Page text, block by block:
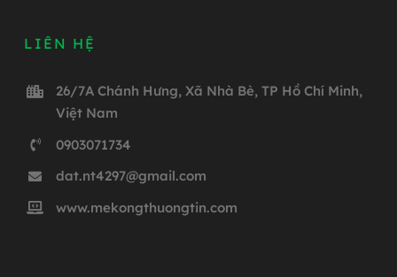
LIÊN HỆ
26/7A Chánh Hưng, Xã Nhà Bè, TP Hồ Chí Minh,
Việt Nam
0903071734
dat.nt4297@gmail.com
www.mekongthuongtin.com